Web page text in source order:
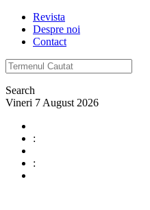
Revista
Despre noi
Contact
Search
Vineri 7 August 2026
:
: